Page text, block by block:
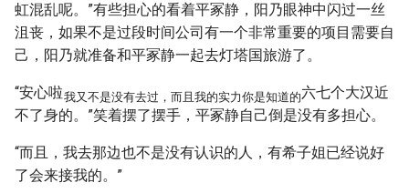
虹混乱呢。”有些担心的看着平冢静，阳乃眼神中闪过一丝
沮丧，如果不是过段时间公司有一个非常重要的项目需要自
己，阳乃就准备和平冢静一起去灯塔国旅游了。
“安心啦我又不是没有去过，而且我的实力你是知道的六七个大汉近
不了身的。”笑着摆了摆手，平冢静自己倒是没有多担心。
“而且，我去那边也不是没有认识的人，有希子姐已经说好
了会来接我的。”